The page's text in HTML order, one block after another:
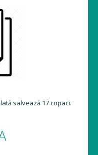
salvează 17 copaci.